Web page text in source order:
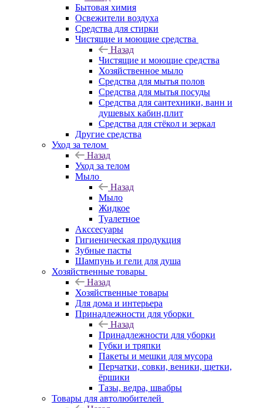
Бытовая химия
Освежители воздуха
Средства для стирки
Чистящие и моющие средства
Назад
Чистящие и моющие средства
Хозяйственное мыло
Средства для мытья полов
Средства для мытья посуды
Средства для сантехники, ванн и
душевых кабин,плит
Средства для стёкол и зеркал
Другие средства
Уход за телом
Назад
Уход за телом
Мыло
Назад
Мыло
Жидкое
Туалетное
Акссесуары
Гигиеническая продукция
Зубные пасты
Шампунь и гели для душа
Хозяйственные товары
Назад
Хозяйственные товары
Для дома и интерьера
Принадлежности для уборки
Назад
Принадлежности для уборки
Губки и тряпки
Пакеты и мешки для мусора
Перчатки, совки, веники, щетки,
ёршики
Тазы, ведра, швабры
Товары для автолюбителей